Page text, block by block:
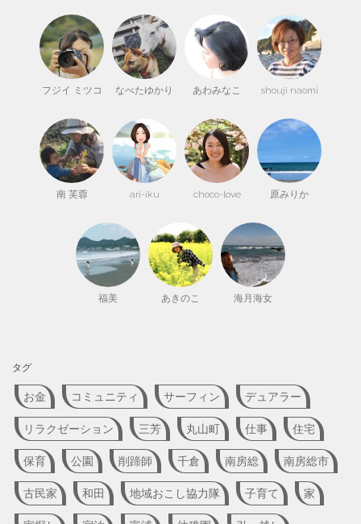
フジイ ミツコ なべたゆかり あわみなこ shouji naomi
南 芙蓉 ari-iku choco-love 原みりか
福美 あきのこ 海月海女
タグ
お金 コミュニティ サーフィン デュアラー
リラクゼーション 三芳 丸山町 仕事 住宅
保育 公園 削蹄師 千倉 南房総 南房総市
古民家 和田 地域おこし協力隊 子育て 家